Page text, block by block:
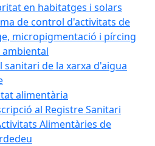
en habitatges i solars
de control d'activitats de
micropigmentació i pírcing
ambiental
sanitari de la xarxa d'aigua
alimentària
al Registre Sanitari
Alimentàries de